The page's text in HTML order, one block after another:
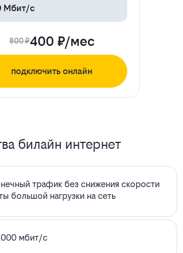
Мбит/с
800 ₽400 ₽/мес
подключить онлайн
билайн интернет
трафик без снижения скорости
большой нагрузки на сеть
мбит/с